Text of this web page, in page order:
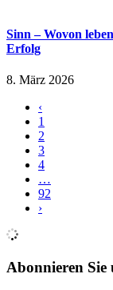
Sinn – Wovon
Erfolg
8. März 2026
‹
1
2
3
4
…
92
›
Abonnieren Sie